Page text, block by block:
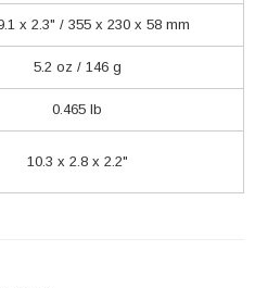
x 2.3" / 355 x 230 x 58 mm
5.2 oz / 146 g
0.465 lb
10.3 x 2.8 x 2.2"